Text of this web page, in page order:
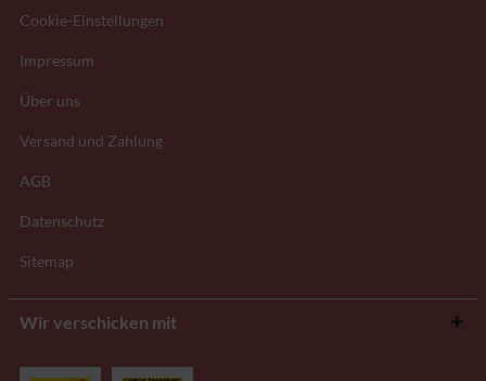
Cookie-Einstellungen
Impressum
Über uns
Versand und Zahlung
AGB
Datenschutz
Sitemap
Wir verschicken mit